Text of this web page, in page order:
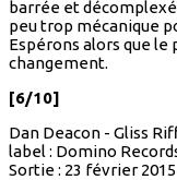
barrée et
peu trop mécanique
Espérons alors que le
changement.
[6/10]
Dan Deacon - Gliss
label : Domino
Sortie : 23 février 2015